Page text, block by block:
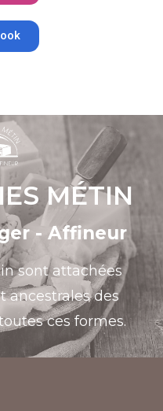
MÉTIN
- Affineur
sont attachées
ancestrales des
ces formes.